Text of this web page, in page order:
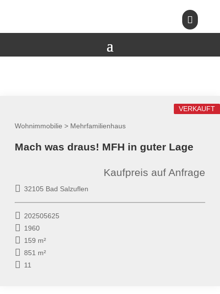

Wohnimmobilie > Mehrfamilienhaus
VERKAUFT
Mach was draus! MFH in guter Lage
32105 Bad Salzuflen
Kaufpreis auf Anfrage
202505625
1960
159 m²
851 m²
11